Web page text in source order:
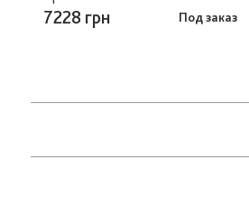
7228 грн Под заказ